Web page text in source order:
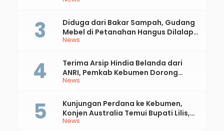
News
Diduga dari Bakar Sampah, Gudang
Mebel di Petanahan Hangus Dilalap
Api
News
Terima Arsip Hindia Belanda dari
ANRI, Pemkab Kebumen Dorong
Integrasi Sejarah, Geopark, dan
News
Kunjungan Perdana ke Kebumen,
Konjen Australia Temui Bupati Lilis,
Ini yang Dibahas